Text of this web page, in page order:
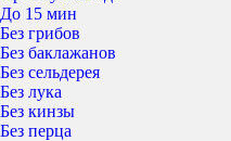
До 15 мин
Без грибов
Без баклажанов
Без сельдерея
Без лука
Без кинзы
Без перца